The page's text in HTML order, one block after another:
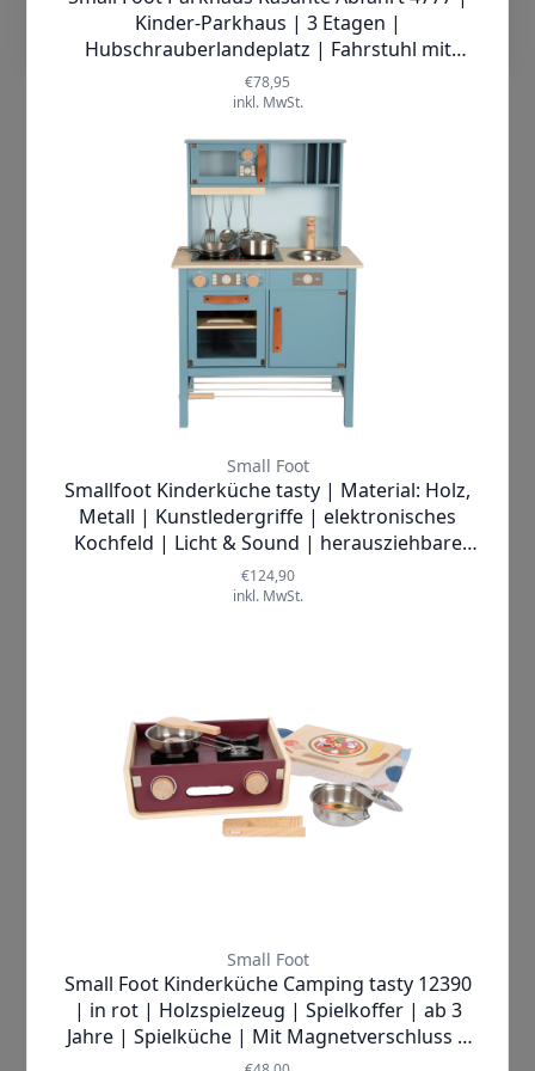
Nerf |DinoSquad Terrodak
Spielzeugwaffen
SOFORT LIEFERBAR
Lieferzeit:1-2 Werktage
22,95 € inkl. MwSt.
SOFORT LIEFERBAR
Lieferzeit:1-2 Werktage
25,99 € inkl. MwSt.